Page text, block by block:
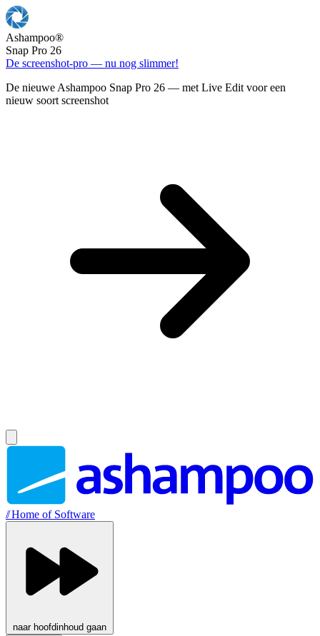
Ashampoo®
Snap Pro 26
De screenshot-pro — nu nog slimmer!
De nieuwe Ashampoo Snap Pro 26 — met Live Edit voor een
nieuw soort screenshot
//Home of Software
naar hoofdinhoud gaan